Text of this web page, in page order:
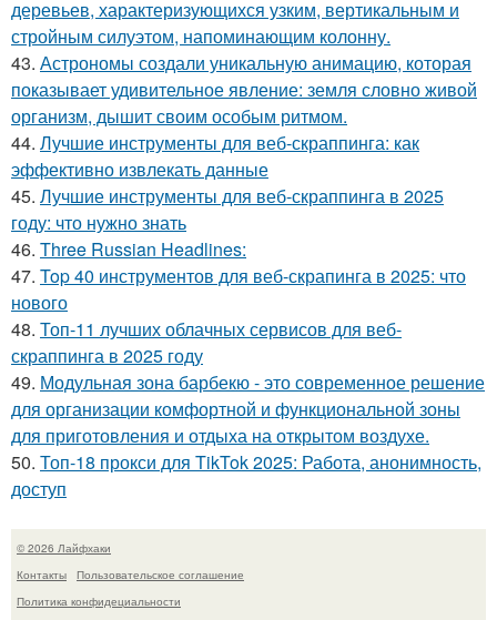
деревьев, характеризующихся узким, вертикальным и
стройным силуэтом, напоминающим колонну.
43. Астрономы создали уникальную анимацию, которая
показывает удивительное явление: земля словно живой
организм, дышит своим особым ритмом.
44. Лучшие инструменты для веб-скраппинга: как
эффективно извлекать данные
45. Лучшие инструменты для веб-скраппинга в 2025
году: что нужно знать
46. Three Russian Headlines:
47. Top 40 инструментов для веб-скрапинга в 2025: что
нового
48. Топ-11 лучших облачных сервисов для веб-
скраппинга в 2025 году
49. Модульная зона барбекю - это современное решение
для организации комфортной и функциональной зоны
для приготовления и отдыха на открытом воздухе.
50. Топ-18 прокси для TikTok 2025: Работа, анонимность,
доступ
© 2026 Лайфхаки
Контакты
Пользовательское соглашение
Политика конфидециальности